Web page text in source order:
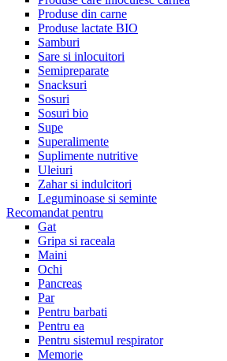
Produse din carne
Produse lactate BIO
Samburi
Sare si inlocuitori
Semipreparate
Snacksuri
Sosuri
Sosuri bio
Supe
Superalimente
Suplimente nutritive
Uleiuri
Zahar si indulcitori
Leguminoase si seminte
Recomandat pentru
Gat
Gripa si raceala
Maini
Ochi
Pancreas
Par
Pentru barbati
Pentru ea
Pentru sistemul respirator
Memorie